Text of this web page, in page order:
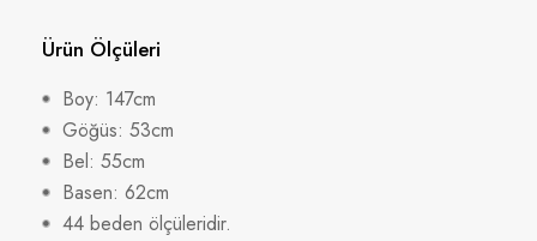
Ürün Ölçüleri
Boy: 147cm
Göğüs: 53cm
Bel: 55cm
Basen: 62cm
44 beden ölçüleridir.